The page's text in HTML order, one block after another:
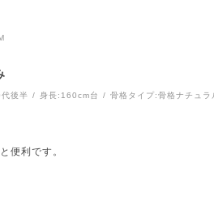
後半 身長: 160cm台 骨格タイプ:骨格ナチュラ
便利です。